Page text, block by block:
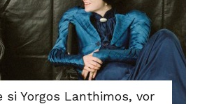
si Yorgos Lanthimos, vor